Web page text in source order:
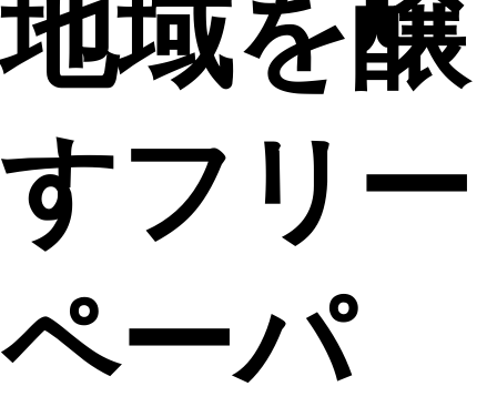
地域を醸
すフリー
ペーパ